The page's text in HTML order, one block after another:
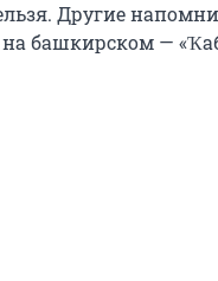
Другие
башкирском —